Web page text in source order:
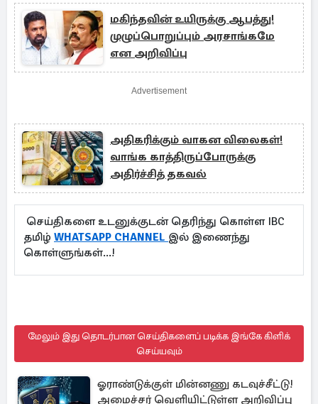
மகிந்தவின் உயிருக்கு ஆபத்து!
முழுப்பொறுப்பும் அரசாங்கமே
என அறிவிப்பு
Advertisement
அதிகரிக்கும் வாகன விலைகள்!
வாங்க காத்திருப்போருக்கு
அதிர்ச்சித் தகவல்
செய்திகளை உடனுக்குடன் தெரிந்து கொள்ள IBC
தமிழ் WHATSAPP CHANNEL இல் இணைந்து
கொள்ளுங்கள்...!
மேலும் இது தொடர்பான செய்திகளைப் படிக்க இங்கே கிளிக்
செய்யவும்
ஓராண்டுக்குள் மின்னணு கடவுச்சீட்டு!
அமைச்சர் வெளியிட்டுள்ள அறிவிப்பு